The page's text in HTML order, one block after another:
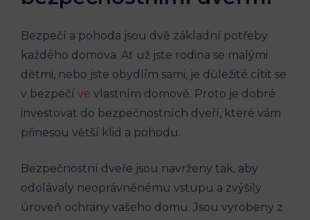
Bezpečí a pohoda jsou dvě základní potřeby
každého domova. Ať už jste rodina se malými
dětmi, nebo jste obydlím sami, je důležité cítit se
v bezpečí ve vlastním domově. Proto je dobré
investovat do bezpečnostních dveří, které vám
přinesou větší klid a pohodu.
Bezpečnostní dveře jsou navrženy tak, aby
odolávaly neoprávněnému vstupu a zvýšily
úroveň ochrany vašeho domu. Jsou vyrobeny z